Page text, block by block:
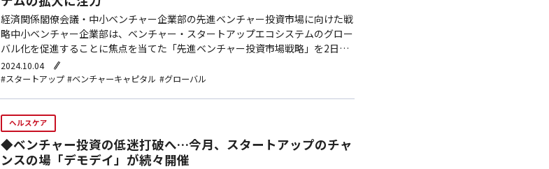
経済関係閣僚会議・中小ベンチャー企業部の先進ベンチャー投資市場に向けた戦
略中小ベンチャー企業部は、ベンチャー・スタートアップエコシステムのグロー
バル化を促進することに焦点を当てた「先進ベンチャー投資市場戦略」を2日に
発表した。韓国のベンチャー投資市場はこれまで一定の成長を見せてきたが、最
近ではOp…
2024.10.04
#スタートアップ #ベンチャーキャピタル #グローバル
ヘルスケア
◆ベンチャー投資の低迷打破へ…今月、スタートアップのチャ
ンスの場「デモデイ」が続々開催